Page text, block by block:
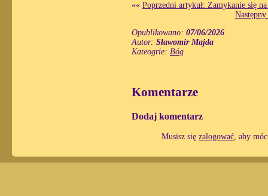
«« Poprzedni artykuł: Zamykanie się
Opublikowano: 07/06/2026
Autor: Sławomir Majda
Kateogrie: Bóg
Komentarze
Dodaj komentarz
Musisz się zalogować, aby